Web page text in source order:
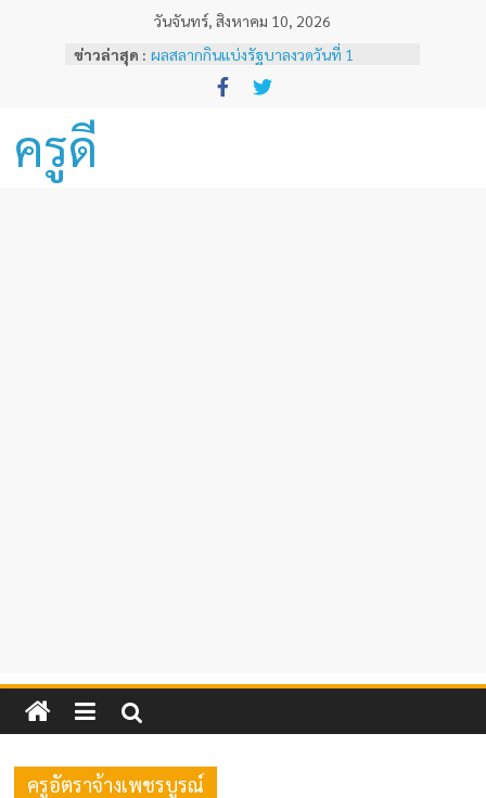
วันจันทร์, สิงหาคม 10, 2026
ข่าวล่าสุด : ผลสลากกินแบ่งรัฐบาลงวดวันที่ 1
พฤศจิกายน 2567
หลักเกณฑ์และวิธีการเทียบเคียงผลการ
ครูดี
ครูอัตราจ้างเพชรบูรณ์